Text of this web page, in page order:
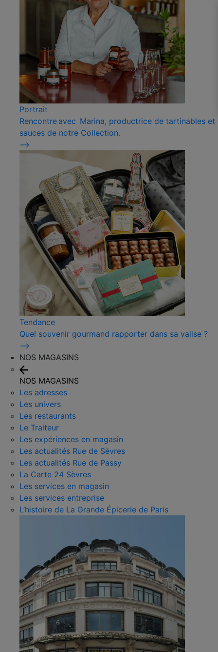
Portrait
Rencontre avec Marina, productrice de tartinables et
sauces de notre Collection.
⟶
Tendance
Quel souvenir gourmand rapporter dans sa valise ?
⟶
NOS MAGASINS
NOS MAGASINS
Les adresses
Les univers
Les restaurants
Le Traiteur
Les expériences en magasin
Les actualités Rue de Sèvres
Les actualités Rue de Passy
La Carte 24 Sèvres
Les services en magasin
Les services entreprise
L’histoire de La Grande Épicerie de Paris